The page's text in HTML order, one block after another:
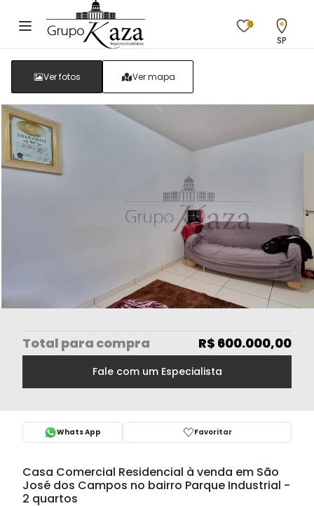
0
SP
Ver fotos Ver mapa
Casa Comercial Residencial à venda em São
José dos Campos no bairro Parque Industrial -
2 quartos
Total para compra R$ 600.000,00
Fale com um Especialista
Whats App Favoritar